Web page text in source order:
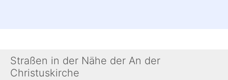
Straßen in der Nähe der An der
Christuskirche